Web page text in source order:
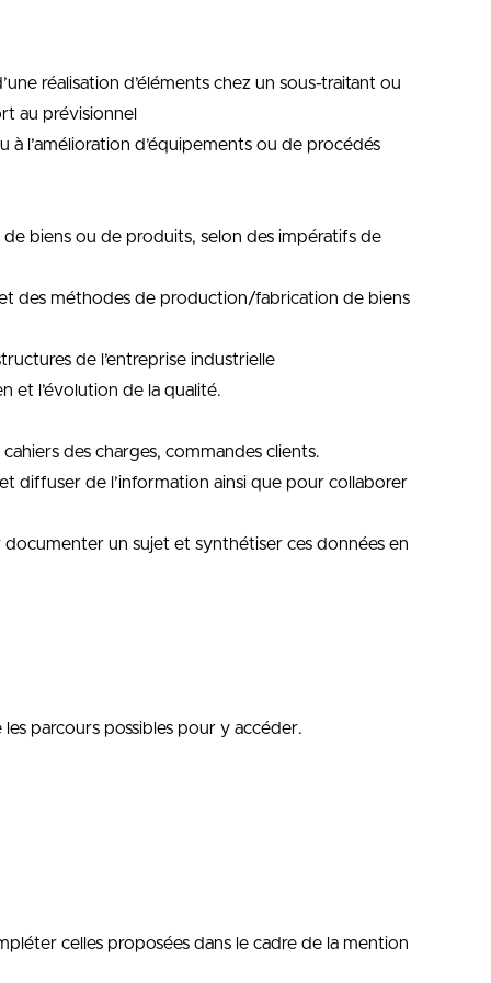
réalisation d’éléments chez un sous-traitant ou
au prévisionnel
l’amélioration d’équipements ou de procédés
biens ou de produits, selon des impératifs de
et des méthodes de production/fabrication de biens
de l’entreprise industrielle
et l’évolution de la qualité.
des charges, commandes clients.
diffuser de l’information ainsi que pour collaborer
un sujet et synthétiser ces données en
parcours possibles pour y accéder.
celles proposées dans le cadre de la mention